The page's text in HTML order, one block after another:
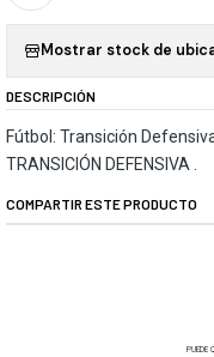
Mostrar stock de
DESCRIPCIÓN
Fútbol: Transición
TRANSICIÓN DEFENSIVA .
COMPARTIR ESTE PRODUCTO
PUEDE